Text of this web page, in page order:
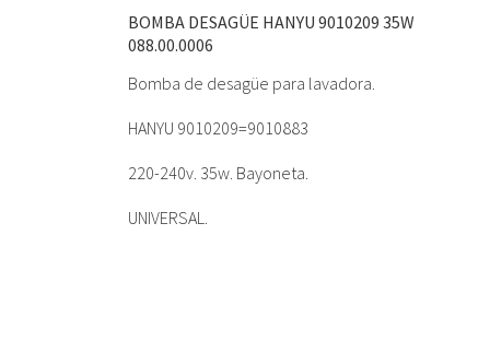
BOMBA DESAGÜE HANYU 9010209 35W
088.00.0006
Bomba de desagüe para lavadora.
HANYU 9010209=9010883
220-240v. 35w. Bayoneta.
UNIVERSAL.